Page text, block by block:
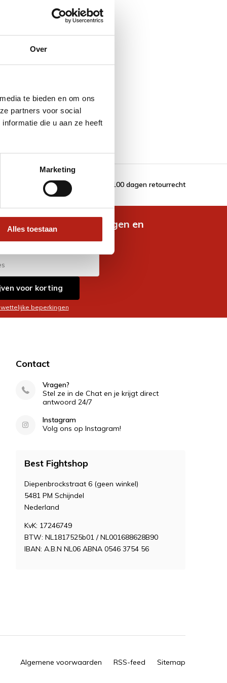
Over
te bieden en om ons
partners voor social
die u aan ze heeft
Marketing
Alles toestaan
100 dagen retourrecht
nieuwste aanbiedingen en
voor korting
beperkingen
Contact
Vragen?
Stel ze in de Chat en je krijgt direct
antwoord 24/7
Instagram
Volg ons op Instagram!
Best Fightshop
Diepenbrockstraat 6 (geen winkel)
5481 PM Schijndel
Nederland
KvK: 17246749
BTW: NL1817525b01 / NL001688628B90
IBAN: A.B.N NL06 ABNA 0546 3754 56
Algemene voorwaarden RSS-feed Sitemap